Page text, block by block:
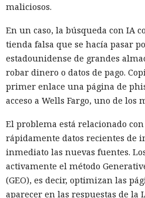
maliciosos.
En un caso, la búsqueda con IA
tienda falsa que se hacía pasar
estadounidense de grandes
robar dinero o datos de pago.
primer enlace una página de
acceso a Wells Fargo, uno de los
El problema está relacionado
rápidamente datos recientes de
inmediato las nuevas fuentes.
activamente el método
(GEO), es decir, optimizan las
aparecer en las respuestas de